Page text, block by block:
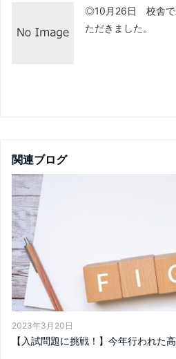
◎10月26日 校舎で
ただきました。
関連ブログ
2023年3月20日
【入試問題に挑戦！】今年行われた